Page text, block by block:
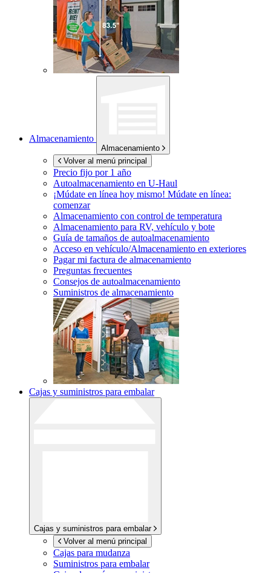
Almacenamiento
Almacenamiento
Volver al menú principal
Precio fijo por 1 año
Autoalmacenamiento en U-Haul
¡Múdate en línea hoy mismo! Múdate en línea:
comenzar
Almacenamiento con control de temperatura
Almacenamiento para RV, vehículo y bote
Guía de tamaños de autoalmacenamiento
Acceso en vehículo/Almacenamiento en exteriores
Pagar mi factura de almacenamiento
Preguntas frecuentes
Consejos de autoalmacenamiento
Suministros de almacenamiento
Cajas y suministros para embalar
Cajas y suministros para embalar
Volver al menú principal
Cajas para mudanza
Suministros para embalar